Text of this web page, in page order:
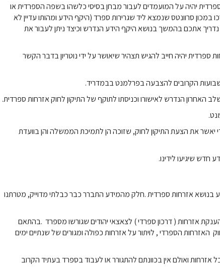
יהיה על המועמדים לעבור מבחן בסיסי כלשהו בשפה הספרדית או
סרוונטס שנמצא ליד שגרירות ספרד (היקף הידע ומהותו עדיין לא
נדריך אתכם בהמשך בנושא היקף הידע הנדרש וכיצד ניתן לעבור את
יהיה חייב להגיש תצהיר שיאושר על ידי נוטריון בדבר הקשר
הקרובים להצבעה בפרלמנט בבמדריד.
הנדרש לאישורו וכניסתו לתוקף של התיקון לחוק אזרחות ספרדית.
את הצעת התיקון לחוק, שזוכה הן לתמיכת הממשלה והן בוועדת
שיגיעו לידינו.
בנושא אזרחות ספרדית.חלק מהמידע התברר כבר כבלתי מדוייק, מטרתנו
אזרחות ( דרכון ספרדי ) לצאצאי יהודים שגורשו מספרד .בהתאם
האזרחות הספרדי, לויתור על אזרחות כפולה ומגורים של שנתיים ימים